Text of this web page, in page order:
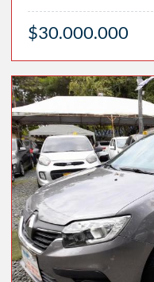
$30.000.000